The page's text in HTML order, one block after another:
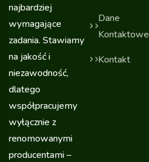
najbardziej
wymagające
zadania. Stawiamy
na jakość i
niezawodność,
dlatego
współpracujemy
wyłącznie z
renomowanymi
producentami –
Dane
Kontaktowe
Kontakt